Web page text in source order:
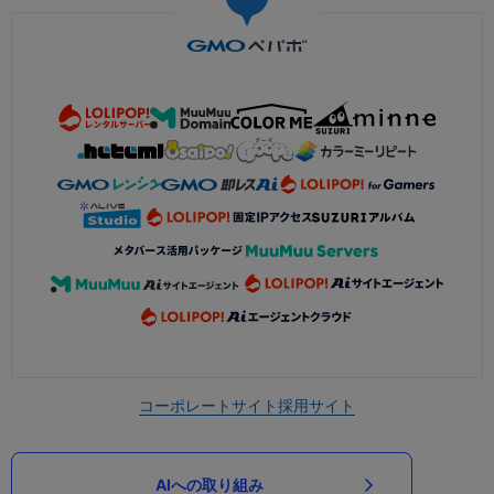
コーポレートサイト採用サイト
AIへの取り組み